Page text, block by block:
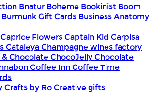
Bnatur Boheme Bookinist Boom
Burmunk Gift Cards Business Anatomy
Caprice FlowersCaptain Kid Carpisa
CataleyaChampagne wines factory
& ChocolateChocoJellyChocolate
Coffee InnCoffee Time
Crafts by RoCreative gifts